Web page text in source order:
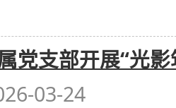
党支部开展“光
03-24